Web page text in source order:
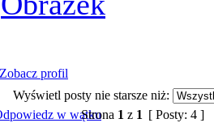
Wyświetl posty nie starsze niż:
Strona 1 z 1 [ Posty: 4 ]